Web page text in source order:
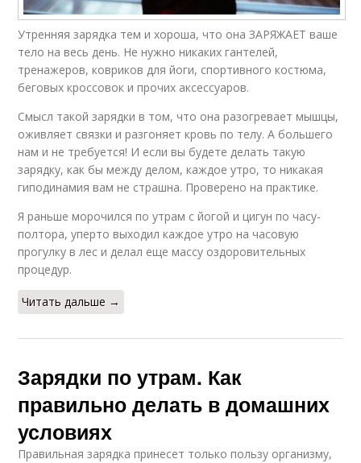
Утренняя зарядка тем и хороша, что она ЗАРЯЖАЕТ ваше
тело на весь день. Не нужно никаких гантелей,
тренажеров, ковриков для йоги, спортивного костюма,
беговых кроссовок и прочих аксессуаров.
Смысл такой зарядки в том, что она разогревает мышцы,
оживляет связки и разгоняет кровь по телу. А большего
нам и не требуется! И если вы будете делать такую
зарядку, как бы между делом, каждое утро, то никакая
гиподинамия вам не страшна. Проверено на практике.
Я раньше морочился по утрам с йогой и цигун по часу-
полтора, уперто выходил каждое утро на часовую
прогулку в лес и делал еще массу оздоровительных
процедур.
Читать дальше →
Зарядки по утрам. Как
правильно делать в домашних
условиях
Правильная зарядка принесет только пользу организму,